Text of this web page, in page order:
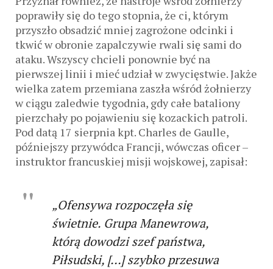
poprawiły się do tego stopnia, że ci, którym
przyszło obsadzić mniej zagrożone odcinki i
tkwić w obronie zapalczywie rwali się sami do
ataku. Wszyscy chcieli ponownie być na
pierwszej linii i mieć udział w zwycięstwie. Jakże
wielka zatem przemiana zaszła wśród żołnierzy
w ciągu zaledwie tygodnia, gdy całe bataliony
pierzchały po pojawieniu się kozackich patroli.
Pod datą 17 sierpnia kpt. Charles de Gaulle,
późniejszy przywódca Francji, wówczas oficer –
instruktor francuskiej misji wojskowej, zapisał:
„Ofensywa rozpoczęła się
świetnie. Grupa Manewrowa,
którą dowodzi szef państwa,
Piłsudski, […] szybko przesuwa